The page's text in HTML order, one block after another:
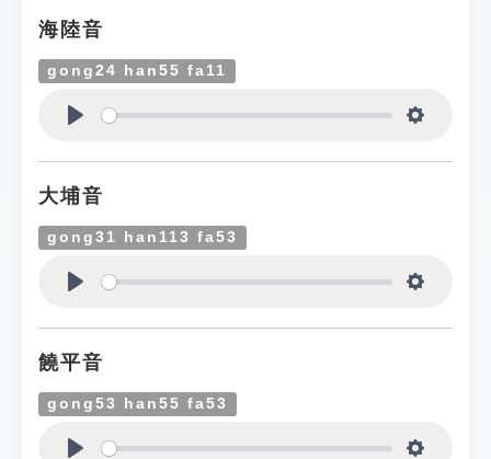
海陸音
gong24 han55 fa11
大埔音
gong31 han113 fa53
饒平音
gong53 han55 fa53